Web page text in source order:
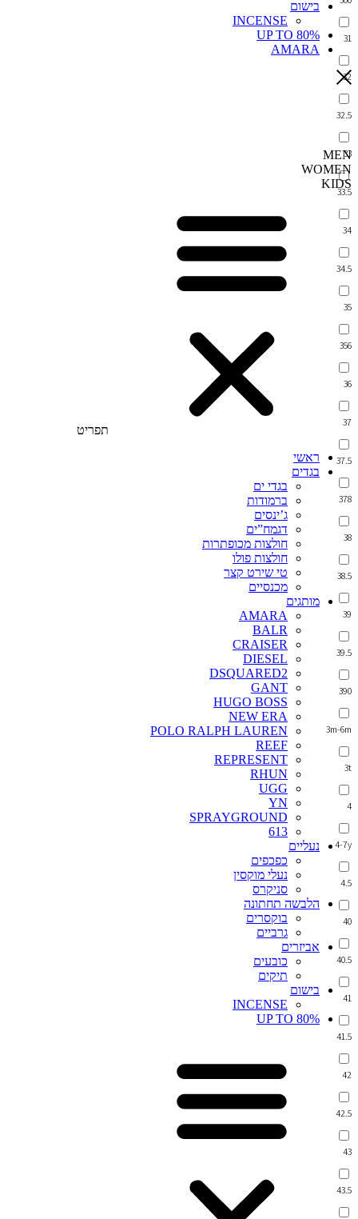
31
32
32.5
33
33.5
34
34.5
35
356
36
37
37.5
378
38
38.5
39
39.5
390
3m-6m
3t
4
4-7y
4.5
40
40.5
41
41.5
42
42.5
43
43.5
בישום
INCENSE
UP TO 80%
AMARA
MEN
WOMEN
KIDS
תפריט
ראשי
בגדים
בגדי ים
ברמודות
ג’ינסים
דגמח”ים
חולצות מכופתרות
חולצות פולו
טי שירט קצר
מכנסיים
מותגים
AMARA
BALR
CRAISER
DIESEL
DSQUARED2
GANT
HUGO BOSS
NEW ERA
POLO RALPH LAUREN
REEF
REPRESENT
RHUN
UGG
YN
SPRAYGROUND
613
נעליים
כפכפים
נעלי מוקסין
סניקרס
הלבשה תחתונה
בוקסרים
גרביים
אביזרים
כובעים
תיקים
בישום
INCENSE
UP TO 80%